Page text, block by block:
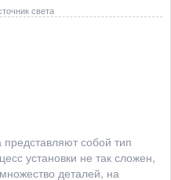
света
собой тип
установки не так сложен,
деталей, на